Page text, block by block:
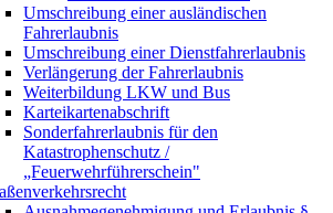
Umschreibung einer ausländischen
Fahrerlaubnis
Umschreibung einer Dienstfahrerlaubnis
Verlängerung der Fahrerlaubnis
Weiterbildung LKW und Bus
Karteikartenabschrift
Sonderfahrerlaubnis für den
Katastrophenschutz /
„Feuerwehrführerschein"